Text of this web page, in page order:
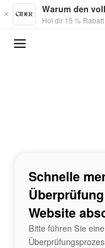
Skip to main content
Warum den
Hol dir 15 %
Schnelle
Website
Bitte führen Sie